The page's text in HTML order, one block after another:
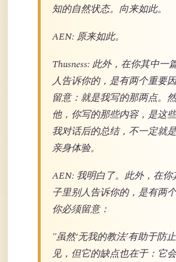
知的自然状态。向来如此。
AEN: 原来如此。
Thusness: 此外，在你其中一
人告诉你的，是有两个重要
留意：就是我写的那两点。
他，你写的那些内容，是这
我对话后的总结，不一定就
亲身体验。
AEN: 我明白了。此外，在
子里别人告诉你的，是有两
你必须留意：
"虽然‘无我的教法’有助于防
见，但它的缺点也在于：它